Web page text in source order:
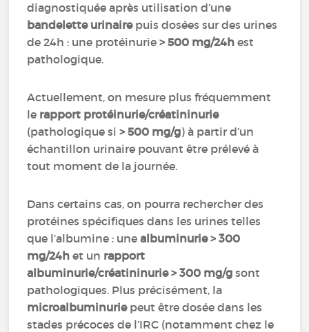
diagnostiquée après utilisation d’une
bandelette urinairepuis dosées sur des urines
de 24h : une protéinurie> 500 mg/24h est
pathologique.
Actuellement, on mesure plus fréquemment
le rapport protéinurie/créatininurie
(pathologique si> 500 mg/g) à partir d’un
échantillon urinaire pouvant être prélevé à
tout moment de la journée.
Dans certains cas, on pourra rechercher des
protéines spécifiques dans les urines telles
que l’albumine : unealbuminurie > 300
mg/24h et un rapport
albuminurie/créatininurie > 300 mg/g sont
pathologiques. Plus précisément, la
microalbuminuriepeut être dosée dans les
stades précoces de l’IRC (notamment chez le